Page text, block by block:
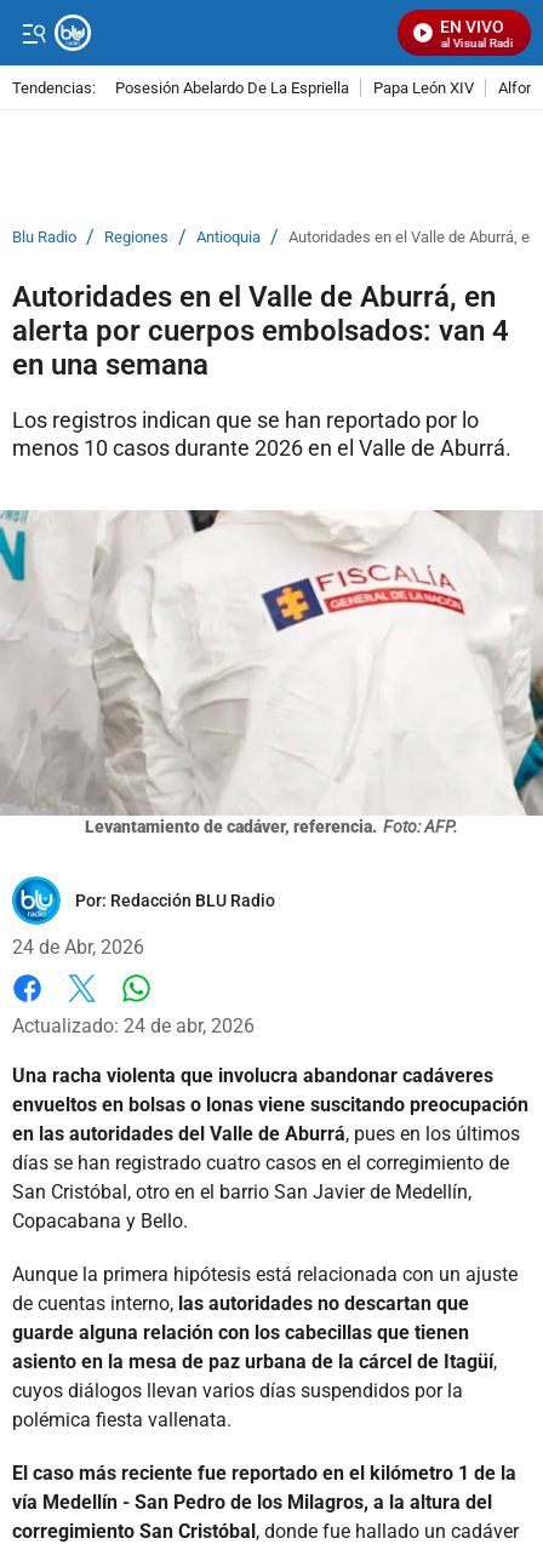
EN VIVO
Señal Visual Radio
Tendencias: Posesión Abelardo De La Espriella Papa León XIV
Blu Radio / Regiones / Antioquia / Autoridades en el Valle de Aburrá,
Autoridades en el Valle de Aburrá, en
alerta por cuerpos embolsados: van 4
en una semana
Los registros indican que se han reportado por lo
menos 10 casos durante 2026 en el Valle de Aburrá.
Levantamiento de cadáver, referencia. Foto: AFP.
Por: Redacción BLU Radio
24 de Abr, 2026
Facebook
X
Actualizado: 24 de abr, 2026
Una racha violenta que involucra abandonar cadáveres
envueltos en bolsas o lonas viene suscitando preocupación
en las autoridades del Valle de Aburrá, pues en los últimos
días se han registrado cuatro casos en el corregimiento de
San Cristóbal, otro en el barrio San Javier de Medellín,
Copacabana y Bello.
Aunque la primera hipótesis está relacionada con un ajuste
de cuentas interno, las autoridades no descartan que
guarde alguna relación con los cabecillas que tienen
asiento en la mesa de paz urbana de la cárcel de Itagüí,
cuyos diálogos llevan varios días suspendidos por la
polémica fiesta vallenata.
El caso más reciente fue reportado en el kilómetro 1 de la
vía Medellín - San Pedro de los Milagros, a la altura del
corregimiento San Cristóbal, donde fue hallado un cadáver